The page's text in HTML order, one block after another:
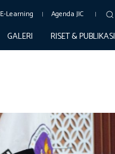
E-Learning Agenda JIC
GALERI RISET & PUBLIKASI